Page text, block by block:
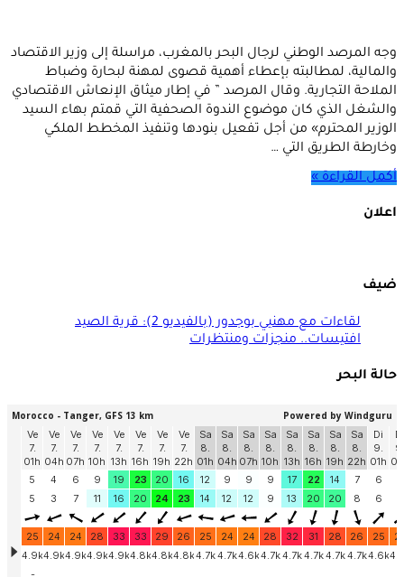
وجه المرصد الوطني لرجال البحر بالمغرب، مراسلة إلى وزير الاقتصاد
والمالية، لمطالبته بإعطاء أهمية قصوى لمهنة لبحارة وضباط
الملاحة التجارية. وقال المرصد ” في إطار ميثاق الإنعاش الاقتصادي
والشغل الذي كان موضوع الندوة الصحفية التي قمتم بهاء السيد
الوزير المحترم» من أجل تفعيل بنودها وتنفيذ المخطط الملكي
وخارطة الطريق التي …
أكمل القراءة »
اعلان
ضيف
لقاءات مع مهنيي بوجدور (بالفيديو 2): قرية الصيد
افتيسات.. منجزات ومنتظرات
حالة البحر